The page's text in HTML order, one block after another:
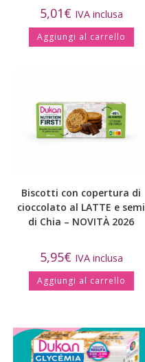
5,01€ IVA inclusa
Aggiungi al carrello
Biscotti con copertura di
cioccolato al LATTE e semi
di Chia – NOVITÀ 2026
5,95€ IVA inclusa
Aggiungi al carrello